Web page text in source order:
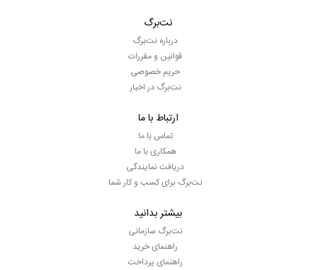
نت‌برگ
درباره نت‌برگ
قوانین و مقررات
حریم خصوصی
نت‌برگ در اخبار
ارتباط با ما
تماس با ما
همکاری با ما
دریافت نمایندگی
نت‌برگ برای کسب و کار شما
بیشتر بدانید
نت‌برگ سازمانی
راهنمای خرید
راهنمای پرداخت